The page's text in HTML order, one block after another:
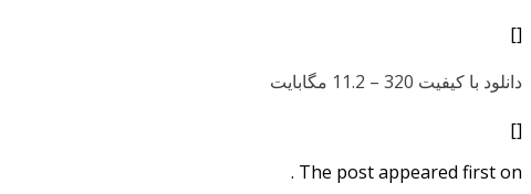
[]
دانلود با کیفیت 320 –
11.2 مگابایت
[]
The post appeared first on .